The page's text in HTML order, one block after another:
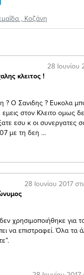
, Κοζάνη
κλειτος !
28 Ιουνίου
? Ο Σανιδης ? Ευκολα
στον Κλειτο ομως
εσυ κ οι συνεργατες
με τη δεη …
28 Ιουνίου 2017
χρησιμοποιήθηκε για
να επιστραφεί. Όλα τα